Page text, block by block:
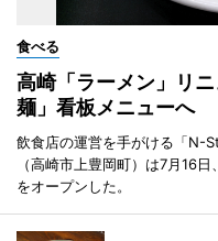
食べる
高崎「ラーメン」リ
麺」看板メニューへ
飲食店の運営を手がける「N-
（高崎市上豊岡町）は7月16
をオープンした。